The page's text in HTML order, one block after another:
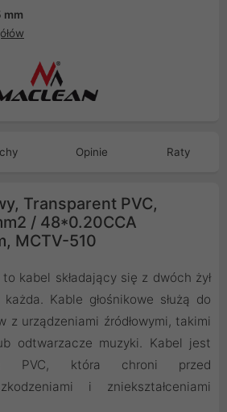
mm
Opinie Raty
Transparent PVC,
/ 48*0.20CCA
MCTV-510
kabel składający się z dwóch żył
Kable głośnikowe służą do
z urządzeniami źródłowymi, takimi
odtwarzacze muzyki. Kabel jest
PVC, która chroni przed
i zniekształceniami